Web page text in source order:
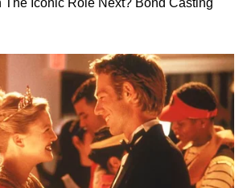
பெங்களூரு அணி
புள்ளிப் பட்டியலில்
பிடித்து பிளேஆஃப்
இப்போது
1 போட்டியில் வெற்றி
இரண்டாவது
போட்டிக்குச் செல்ல